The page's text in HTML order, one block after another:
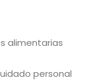
alimentarias
personal